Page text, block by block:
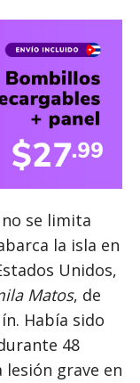
se limita
la isla en
Unidos,
Matos, de
Había sido
48
grave en